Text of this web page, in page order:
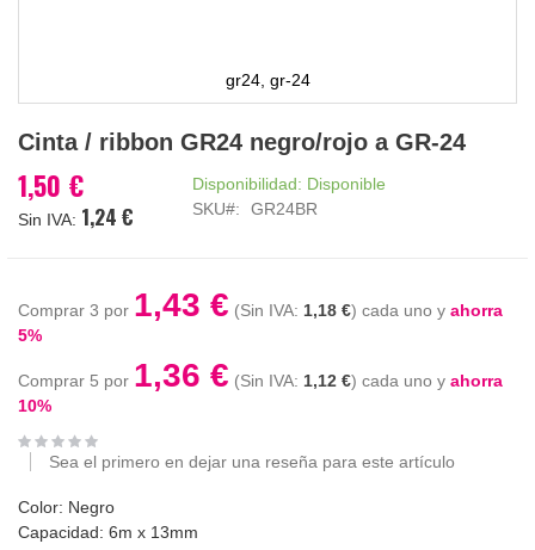
gr24, gr-24
al
de
la
Cinta / ribbon GR24 negro/rojo a GR-24
1,50 €
1,24 €
Disponibilidad: Disponible
SKU
GR24BR
Comprar 3 por 1,43 € 1,18 € cada uno y ahorra
5%
Comprar 5 por 1,36 € 1,12 € cada uno y ahorra
10%
Sea el primero en dejar una reseña para este artículo
Color: Negro
Capacidad: 6m x 13mm